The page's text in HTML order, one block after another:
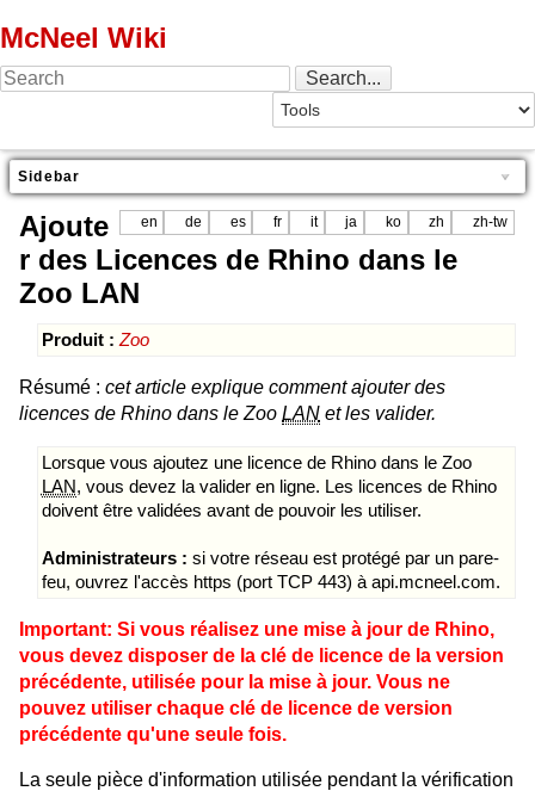
McNeel Wiki
Sidebar
en de es fr it ja ko zh zh-tw
Ajoute
r des Licences de Rhino dans le
Zoo LAN
Produit : Zoo
Résumé : cet article explique comment ajouter des
licences de Rhino dans le Zoo LAN et les valider.
Lorsque vous ajoutez une licence de Rhino dans le Zoo
LAN, vous devez la valider en ligne. Les licences de Rhino
doivent être validées avant de pouvoir les utiliser.
Administrateurs : si votre réseau est protégé par un pare-
feu, ouvrez l'accès https (port TCP 443) à api.mcneel.com.
Important: Si vous réalisez une mise à jour de Rhino,
vous devez disposer de la clé de licence de la version
précédente, utilisée pour la mise à jour. Vous ne
pouvez utiliser chaque clé de licence de version
précédente qu'une seule fois.
La seule pièce d'information utilisée pendant la vérification